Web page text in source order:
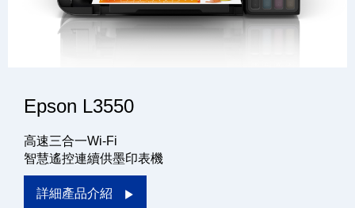
Epson L3550
高速三合一Wi-Fi
智慧遙控連續供墨印表機
詳細產品介紹